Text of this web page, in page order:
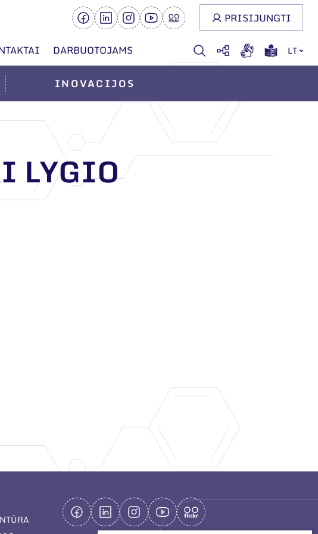
DARBUOTOJAMS LT
PRISIJUNGTI
INOVACIJOS
LYGIO